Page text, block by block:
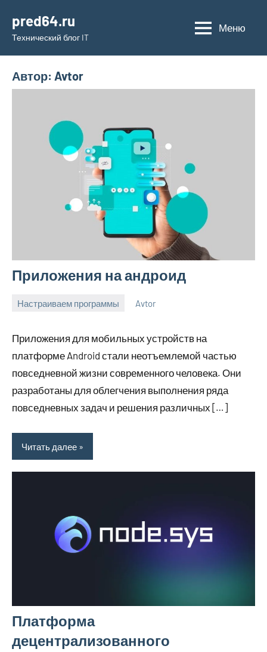
содержимому
pred64.ru
Технический блог IT
Меню
Автор: Avtor
Приложения на андроид
Настраиваем программы
2024
Avtor
Приложения для мобильных устройств на
платформе Android стали неотъемлемой частью
повседневной жизни современного человека. Они
разработаны для облегчения выполнения ряда
повседневных задач и решения различных […]
Читать далее
Платформа
децентрализованного